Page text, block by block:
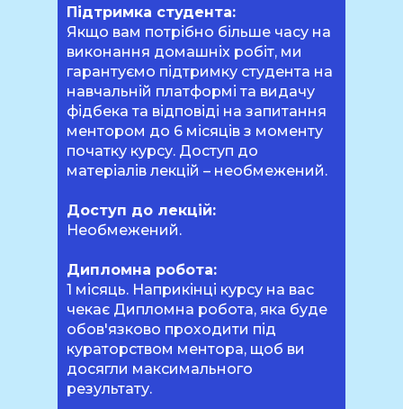
Підтримка студента:
Якщо вам потрібно більше часу на
виконання домашніх робіт, ми
гарантуємо підтримку студента на
навчальній платформі та видачу
фідбека та відповіді на запитання
ментором до 6 місяців з моменту
початку курсу. Доступ до
матеріалів лекцій – необмежений.
Доступ до лекцій:
Необмежений.
Дипломна робота:
1 місяць. Наприкінці курсу на вас
чекає Дипломна робота, яка буде
обов'язково проходити під
кураторством ментора, щоб ви
досягли максимального
результату.